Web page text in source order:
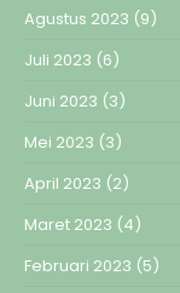
Agustus 2023 (9)
Juli 2023 (6)
Juni 2023 (3)
Mei 2023 (3)
April 2023 (2)
Maret 2023 (4)
Februari 2023 (5)